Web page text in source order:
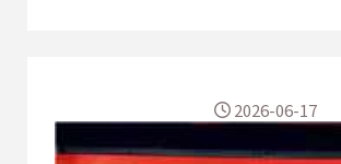
「存在」？ ★「這裡有太多願意傾聽和理解你的大
人了，還有你的夥伴也是。」
2026-06-17